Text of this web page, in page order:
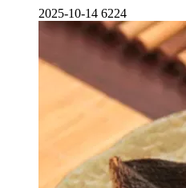
2025-10-14 6224